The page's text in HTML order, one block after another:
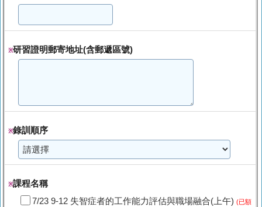
※研習證明郵寄地址(含郵遞區號)
※錄訓順序
※課程名稱
7/23 9-12 失智症者的工作能力評估與職場融合(上午) (已額